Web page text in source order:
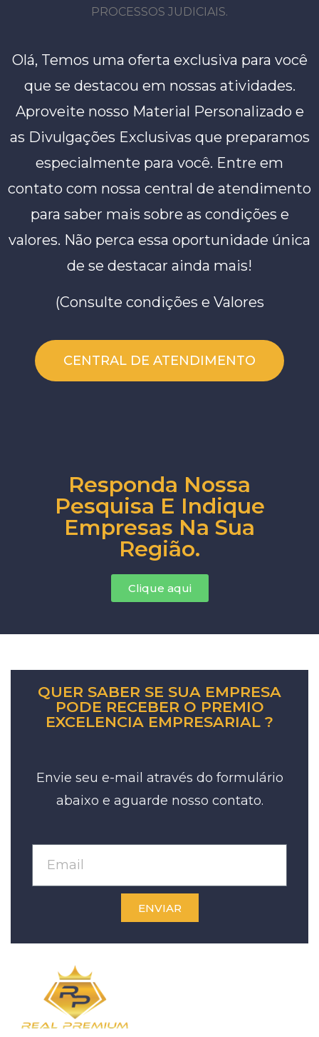
PROCESSOS JUDICIAIS.
Olá, Temos uma oferta exclusiva para você
que se destacou em nossas atividades.
Aproveite nosso Material Personalizado e
as Divulgações Exclusivas que preparamos
especialmente para você. Entre em
contato com nossa central de atendimento
para saber mais sobre as condições e
valores. Não perca essa oportunidade única
de se destacar ainda mais!
(Consulte condições e Valores
CENTRAL DE ATENDIMENTO
Responda Nossa
Pesquisa E Indique
Empresas Na Sua
Região.
Clique aqui
QUER SABER SE SUA EMPRESA
PODE RECEBER O PREMIO
EXCELENCIA EMPRESARIAL ?
Envie seu e-mail através do formulário
abaixo e aguarde nosso contato.
ENVIAR